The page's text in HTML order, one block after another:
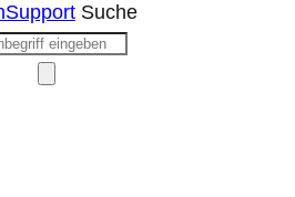
Support Suche